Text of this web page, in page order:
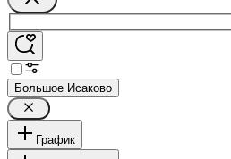
Большое Исаково
График